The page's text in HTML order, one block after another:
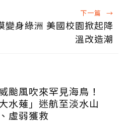
下一篇 →
變身綠洲 美國校園掀起降
溫改造潮
颱風吹來罕見海鳥！
大水薙」迷航至淡水山
虛弱獲救